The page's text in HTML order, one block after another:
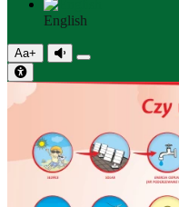
English
Aa+